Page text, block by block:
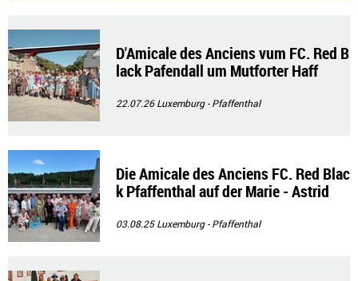
D'Amicale des Anciens vum FC. Red B
lack Pafendall um Mutforter Haff
22.07.26Luxemburg - Pfaffenthal
Die Amicale des Anciens FC. Red Blac
k Pfaffenthal auf der Marie - Astrid
03.08.25Luxemburg - Pfaffenthal